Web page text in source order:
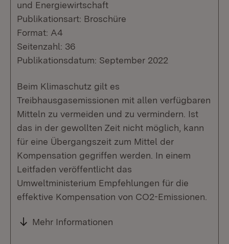
und Energiewirtschaft
Publikationsart: Broschüre
Format: A4
Seitenzahl: 36
Publikationsdatum: September 2022
Beim Klimaschutz gilt es
Treibhausgasemissionen mit allen verfügbaren
Mitteln zu vermeiden und zu vermindern. Ist
das in der gewollten Zeit nicht möglich, kann
für eine Übergangszeit zum Mittel der
Kompensation gegriffen werden. In einem
Leitfaden veröffentlicht das
Umweltministerium Empfehlungen für die
effektive Kompensation von CO2-Emissionen.
Mehr Informationen